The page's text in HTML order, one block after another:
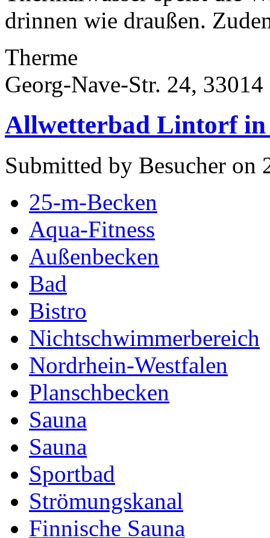
drinnen wie draußen.
Therme
Georg-Nave-Str. 24,
Allwetterbad Lintorf in
Submitted by Besucher on
25-m-Becken
Aqua-Fitness
Außenbecken
Bad
Bistro
Nichtschwimmerbereich
Nordrhein-Westfalen
Planschbecken
Sauna
Sauna
Sportbad
Strömungskanal
Finnische Sauna